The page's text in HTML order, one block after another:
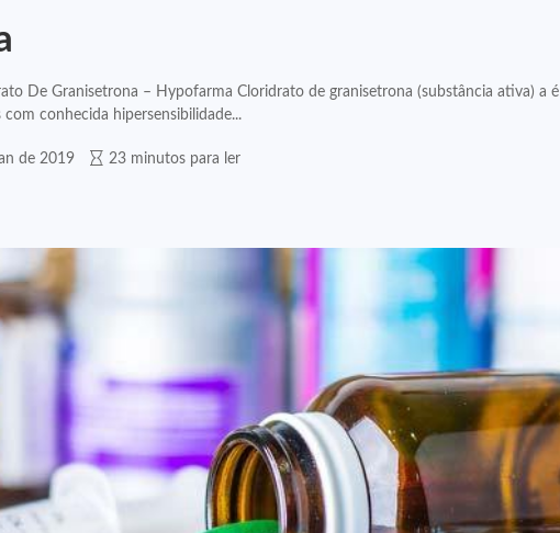
De Granisetrona – Hypofarma Cloridrato de granisetrona (substância ativa) a é
conhecida hipersensibilidade...
de 2019 23 minutos para ler